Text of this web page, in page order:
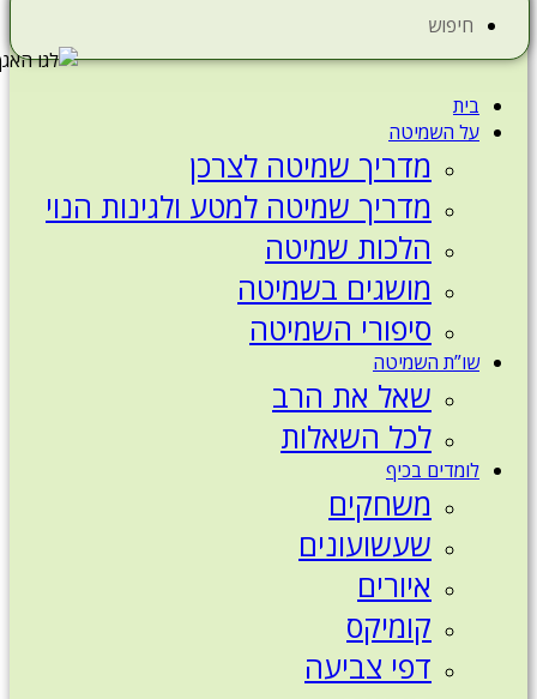
חיפוש
בית
על השמיטה
מדריך שמיטה לצרכן
מדריך שמיטה למטע ולגינות הנוי
הלכות שמיטה
מושגים בשמיטה
סיפורי השמיטה
שו”ת השמיטה
שאל את הרב
לכל השאלות
לומדים בכיף
משחקים
שעשועונים
איורים
קומיקס
דפי צביעה